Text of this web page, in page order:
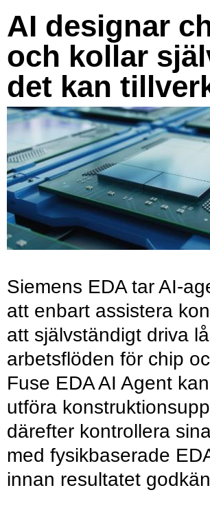
AI designar
och kollar
det kan
Siemens EDA tar AI-
att enbart assistera
att självständigt driva
arbetsflöden för chip
Fuse EDA AI Agent
utföra
därefter kontrollera
med fysikbaserade
innan resultatet